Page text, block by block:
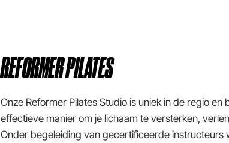
REFORMER PILATES
Onze Reformer Pilates Studio is uniek in de regio en
effectieve manier om je lichaam te versterken,
Onder begeleiding van gecertificeerde instructeurs